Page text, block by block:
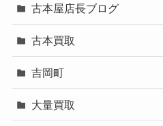
古本屋店長ブログ
古本買取
吉岡町
大量買取